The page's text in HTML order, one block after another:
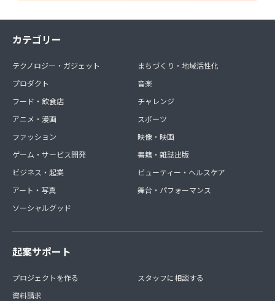
カテゴリー
テクノロジー・ガジェット
プロダクト
フード・飲食店
アニメ・漫画
ファッション
ゲーム・サービス開発
ビジネス・起業
アート・写真
ソーシャルグッド
まちづくり・地域活性化
音楽
チャレンジ
スポーツ
映像・映画
書籍・雑誌出版
ビューティー・ヘルスケア
舞台・パフォーマンス
起案サポート
プロジェクトを作る
資料請求
スタッフに相談する